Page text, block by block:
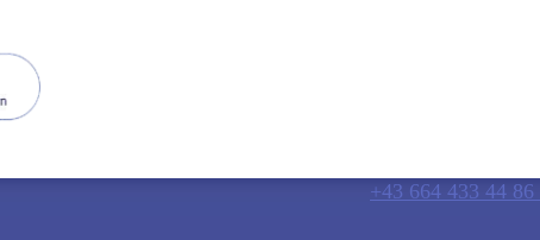
+43 664 433 44 86